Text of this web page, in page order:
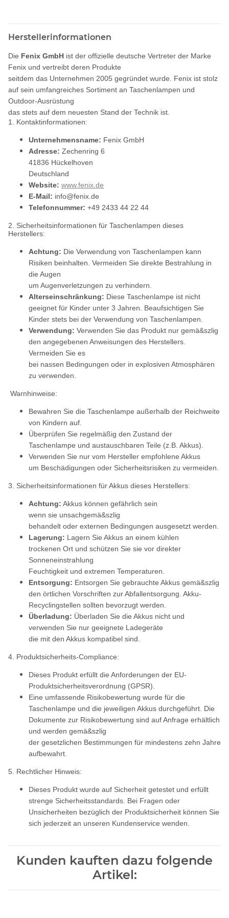
Herstellerinformationen
Die Fenix GmbH ist der offizielle deutsche Vertreter der Marke
Fenix und vertreibt deren Produkte
seitdem das Unternehmen 2005 gegründet wurde. Fenix ist stolz
auf sein umfangreiches Sortiment an Taschenlampen und
Outdoor-Ausrüstung
das stets auf dem neuesten Stand der Technik ist.
1. Kontaktinformationen:
Unternehmensname: Fenix GmbH
Adresse: Zechenring 6
41836 Hückelhoven
Deutschland
Website: www.fenix.de
E-Mail: info@fenix.de
Telefonnummer: +49 2433 44 22 44
2. Sicherheitsinformationen für Taschenlampen dieses
Herstellers:
Achtung: Die Verwendung von Taschenlampen kann
Risiken beinhalten. Vermeiden Sie direkte Bestrahlung in
die Augen
um Augenverletzungen zu verhindern.
Alterseinschränkung: Diese Taschenlampe ist nicht
geeignet für Kinder unter 3 Jahren. Beaufsichtigen Sie
Kinder stets bei der Verwendung von Taschenlampen.
Verwendung: Verwenden Sie das Produkt nur gemä&szlig
den angegebenen Anweisungen des Herstellers.
Vermeiden Sie es
bei nassen Bedingungen oder in explosiven Atmosphären
zu verwenden.
Warnhinweise:
Bewahren Sie die Taschenlampe außerhalb der Reichweite
von Kindern auf.
Überprüfen Sie regelmäßig den Zustand der
Taschenlampe und austauschbaren Teile (z.B. Akkus).
Verwenden Sie nur vom Hersteller empfohlene Akkus
um Beschädigungen oder Sicherheitsrisiken zu vermeiden.
3. Sicherheitsinformationen für Akkus dieses Herstellers:
Achtung: Akkus können gefährlich sein
wenn sie unsachgemä&szlig
behandelt oder externen Bedingungen ausgesetzt werden.
Lagerung: Lagern Sie Akkus an einem kühlen
trockenen Ort und schützen Sie sie vor direkter
Sonneneinstrahlung
Feuchtigkeit und extremen Temperaturen.
Entsorgung: Entsorgen Sie gebrauchte Akkus gemä&szlig
den örtlichen Vorschriften zur Abfallentsorgung. Akku-
Recyclingstellen sollten bevorzugt werden.
Überladung: Überladen Sie die Akkus nicht und
verwenden Sie nur geeignete Ladegeräte
die mit den Akkus kompatibel sind.
4. Produktsicherheits-Compliance:
Dieses Produkt erfüllt die Anforderungen der EU-
Produktsicherheitsverordnung (GPSR).
Eine umfassende Risikobewertung wurde für die
Taschenlampe und die jeweiligen Akkus durchgeführt. Die
Dokumente zur Risikobewertung sind auf Anfrage erhältlich
und werden gemä&szlig
der gesetzlichen Bestimmungen für mindestens zehn Jahre
aufbewahrt.
5. Rechtlicher Hinweis:
Dieses Produkt wurde auf Sicherheit getestet und erfüllt
strenge Sicherheitsstandards. Bei Fragen oder
Unsicherheiten bezüglich der Produktsicherheit können Sie
sich jederzeit an unseren Kundenservice wenden.
Kunden kauften dazu folgende
Artikel: